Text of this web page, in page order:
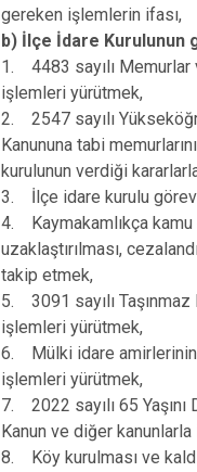
gereken işlemlerin ifası,
b) İlçe İdare Kurulunun
1. 4483 sayılı Memurlar
işlemleri yürütmek,
2. 2547 sayılı
Kanununa tabi
kurulunun verdiği
3. İlçe idare kurulu
4. Kaymakamlıkça kamu
uzaklaştırılması,
takip etmek,
5. 3091 sayılı
işlemleri yürütmek,
6. Mülki idare amirlerinin
işlemleri yürütmek,
7. 2022 sayılı 65 Yaşını
Kanun ve diğer
8. Köy kurulması ve